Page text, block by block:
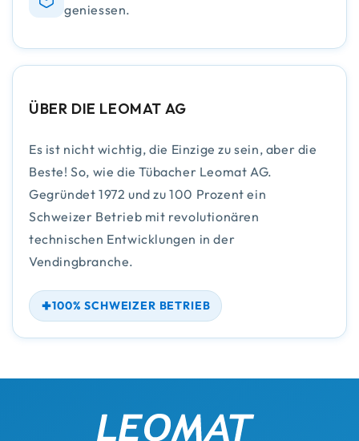
geniessen.
ÜBER DIE LEOMAT AG
Es ist nicht wichtig, die Einzige zu sein, aber die
Beste! So, wie die Tübacher Leomat AG.
Gegründet 1972 und zu 100 Prozent ein
Schweizer Betrieb mit revolutionären
technischen Entwicklungen in der
Vendingbranche.
100% SCHWEIZER BETRIEB